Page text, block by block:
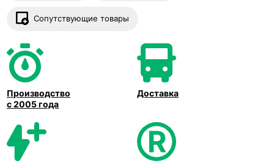
Сопутствующие товары
Производство
с 2005 года
Доставка